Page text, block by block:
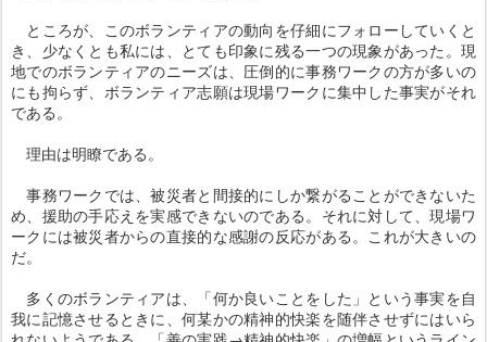
ところが、このボランティアの動向を仔細にフォローしていくと
き、少なくとも私には、とても印象に残る一つの現象があった。現
地でのボランティアのニーズは、圧倒的に事務ワークの方が多いの
にも拘らず、ボランティア志願は現場ワークに集中した事実がそれ
である。
理由は明瞭である。
事務ワークでは、被災者と間接的にしか繋がることができないた
め、援助の手応えを実感できないのである。それに対して、現場ワ
ークには被災者からの直接的な感謝の反応がある。これが大きいの
だ。
多くのボランティアは、「何か良いことをした」という事実を自
我に記憶させるときに、何某かの精神的快楽を随伴させずにはいら